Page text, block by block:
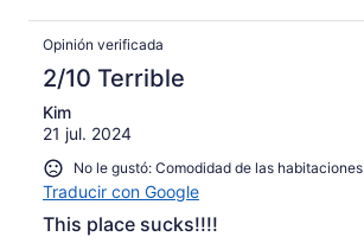
Opinión verificada
2/10 Terrible
Kim
21 jul. 2024
No le gustó: Comodidad de las habitaciones
Traducir con Google
This place sucks!!!!